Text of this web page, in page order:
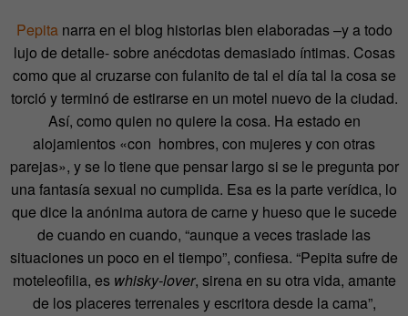
Pepita narra en el blog historias bien elaboradas –y a todo
lujo de detalle- sobre anécdotas demasiado íntimas. Cosas
como que al cruzarse con fulanito de tal el día tal la cosa se
torció y terminó de estirarse en un motel nuevo de la ciudad.
Así, como quien no quiere la cosa. Ha estado en
alojamientos «con hombres, con mujeres y con otras
parejas», y se lo tiene que pensar largo si se le pregunta por
una fantasía sexual no cumplida. Esa es la parte verídica, lo
que dice la anónima autora de carne y hueso que le sucede
de cuando en cuando, “aunque a veces traslade las
situaciones un poco en el tiempo”, confiesa. “Pepita sufre de
moteleofilia, es whisky-lover, sirena en su otra vida, amante
de los placeres terrenales y escritora desde la cama”,